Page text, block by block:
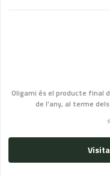
Oligami és el producte final
de l'any, al terme